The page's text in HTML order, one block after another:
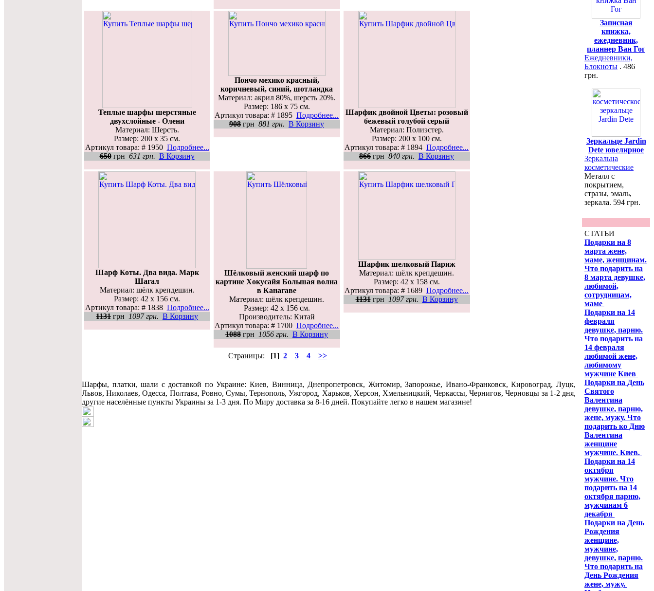
Теплые шарфы шерстяные
двухслойные - Олени
Материал: Шерсть.
Размер: 200 х 35 см.
Артикул товара: # 1950 Подробнее...
650грн 631 грн. В Корзину
Пончо мехико красный,
коричневый, синий, шотландка
Материал: акрил 80%, шерсть 20%.
Размер: 186 х 75 см.
Артикул товара: # 1895 Подробнее...
908 грн 881 грн. В Корзину
Шарфик двойной Цветы: розовый
бежевый голубой серый
Материал: Полиэстер.
Размер: 200 х 100 см.
Артикул товара: # 1894 Подробнее...
866 грн 840 грн. В Корзину
Шарф Коты. Два вида. Марк
Шагал
Материал: шёлк крепдешин.
Размер: 42 х 156 см.
Артикул товара: # 1838 Подробнее...
1131 грн 1097 грн. В Корзину
Шёлковый женский шарф по
картине Хокусайя Большая волна
в Канагаве
Материал: шёлк крепдешин.
Размер: 42 х 156 см.
Производитель: Китай
Артикул товара: # 1700 Подробнее...
1088 грн 1056 грн. В Корзину
Шарфик шелковый Париж
Материал: шёлк крепдешин.
Размер: 42 х 158 см.
Артикул товара: # 1689 Подробнее...
1131грн 1097 грн. В Корзину
Страницы: [1] 2 3 4 >>
Шарфы, платки, шали c доставкой по Украине: Киев, Винница, Днепропетровск, Житомир, Запорожье, Ивано-Франковск, Кировоград, Луцк,
Львов, Николаев, Одесса, Полтава, Ровно, Сумы, Тернополь, Ужгород, Харьков, Херсон, Хмельницкий, Черкассы, Чернигов, Черновцы за 1-2 дня,
другие населённые пункты Украины за 1-3 дня. По Миру доставка за 8-16 дней. Покупайте легко в нашем магазине!
Записная
книжка,
ежедневник,
планнер Ван Гог
Ежедневники,
Блокноты . 486
грн.
Зеркальце Jardin
Dete ювелирное
Зеркальца
косметические
Металл с
покрытием,
стразы, эмаль,
зеркала. 594 грн.
СТАТЬИ
Подарки на 8
марта жене,
маме, женщинам.
Что подарить на
8 марта девушке,
любимой,
сотрудницам,
маме
Подарки на 14
февраля
девушке, парню.
Что подарить на
14 февраля
любимой жене,
любимому
мужчине Киев
Подарки на День
Святого
Валентина
девушке, парню,
жене, мужу. Что
подарить ко Дню
Валентина
женщине
мужчине. Киев.
Подарки на 14
октября
мужчине. Что
подарить на 14
октября парню,
мужчинам 6
декабря
Подарки на День
Рождения
женщине,
мужчине,
девушке, парню.
Что подарить на
День Рождения
жене, мужу.